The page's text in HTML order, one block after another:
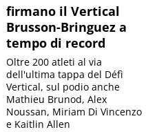
firmano il Vertical
Brusson-Bringuez a
tempo di record
Oltre 200 atleti al via
dell'ultima tappa del Défì
Vertical, sul podio anche
Mathieu Brunod, Alex
Noussan, Miriam Di Vincenzo
e Kaitlin Allen